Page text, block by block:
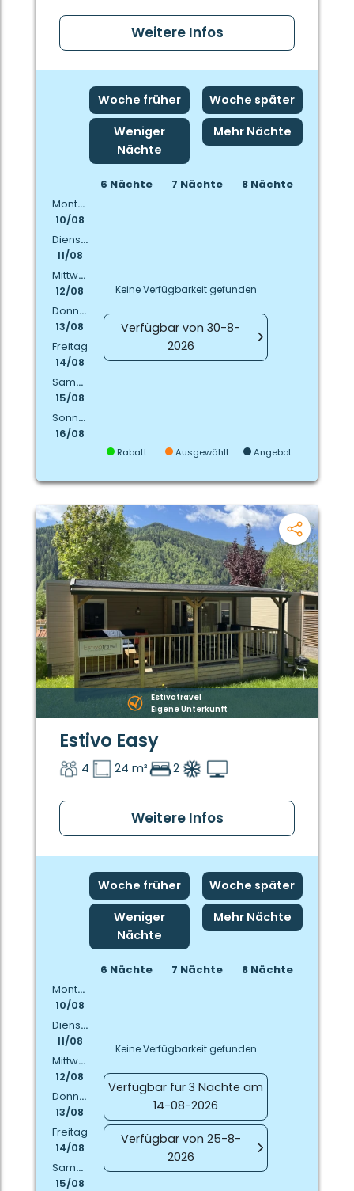
Weitere Infos
Woche früher
Weniger
Nächte
Woche später
Mehr Nächte
6 Nächte 7 Nächte 8 Nächte
Montag
10/08
Dienstag
11/08
Mittwoch
12/08
Donnerstag
13/08
Freitag
14/08
Samstag
15/08
Sonntag
16/08
Keine Verfügbarkeit gefunden
Verfügbar von 30-8-
2026
Rabatt Ausgewählt Angebot
Estivotravel
Eigene Unterkunft
Estivo Easy
4 24 m² 2
Weitere Infos
Woche früher
Weniger
Nächte
Woche später
Mehr Nächte
6 Nächte 7 Nächte 8 Nächte
Montag
10/08
Dienstag
11/08
Mittwoch
12/08
Donnerstag
13/08
Freitag
14/08
Samstag
15/08
Keine Verfügbarkeit gefunden
Verfügbar für 3 Nächte am
14-08-2026
Verfügbar von 25-8-
2026